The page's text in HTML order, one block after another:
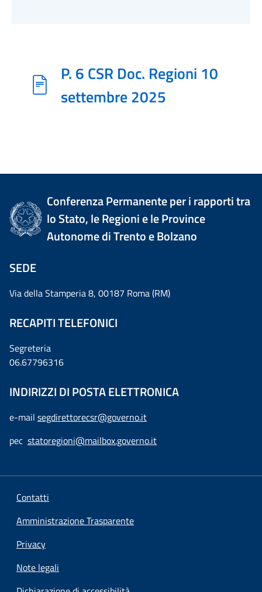
P. 6 CSR Doc. Regioni 10
settembre 2025
Conferenza Permanente per i rapporti tra
lo Stato, le Regioni e le Province
Autonome di Trento e Bolzano
SEDE
Via della Stamperia 8, 00187 Roma (RM)
RECAPITI TELEFONICI
Segreteria
06.67796316
INDIRIZZI DI POSTA ELETTRONICA
e-mail segdirettorecsr@governo.it
pec statoregioni@mailbox.governo.it
Contatti
Amministrazione Trasparente
Privacy
Note legali